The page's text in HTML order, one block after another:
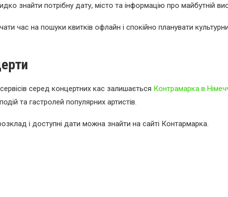
знайти потрібну дату, місто та інформацію про майбутній
час на пошуки квитків офлайн і спокійно планувати
серед концертних кас залишається Контрамарка в
та гастролей популярних артистів.
і доступні дати можна знайти на сайті Контармарка.